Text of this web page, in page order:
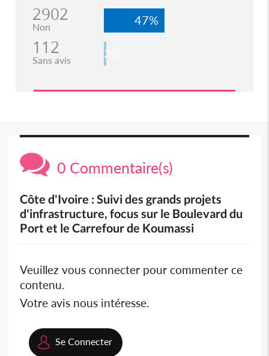
2902
Non 47%
112
Sans avis 2%
0 Commentaire(s)
Côte d'Ivoire : Suivi des grands projets
d'infrastructure, focus sur le Boulevard du
Port et le Carrefour de Koumassi
Veuillez vous connecter pour commenter ce
contenu.
Votre avis nous intéresse.
Se Connecter